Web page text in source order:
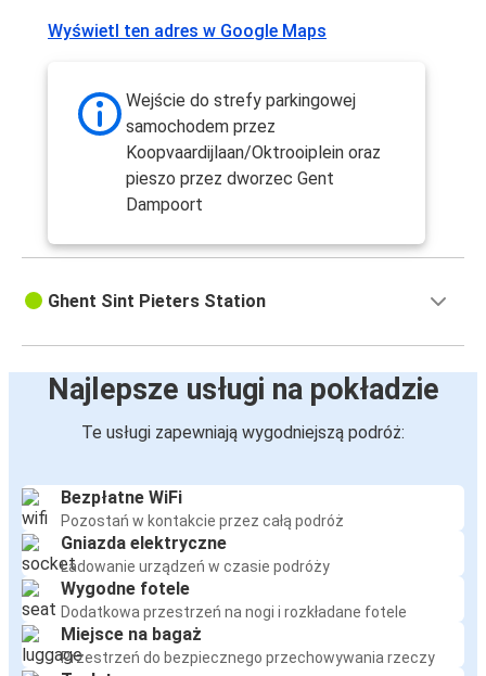
Wyświetl ten adres w Google Maps
Wejście do strefy parkingowej
samochodem przez
Koopvaardijlaan/Oktrooiplein oraz
pieszo przez dworzec Gent
Dampoort
Ghent Sint Pieters Station
Najlepsze usługi na pokładzie
Te usługi zapewniają wygodniejszą podróż:
Bezpłatne WiFi
Pozostań w kontakcie przez całą podróż
Gniazda elektryczne
Ładowanie urządzeń w czasie podróży
Wygodne fotele
Dodatkowa przestrzeń na nogi i rozkładane fotele
Miejsce na bagaż
Przestrzeń do bezpiecznego przechowywania rzeczy